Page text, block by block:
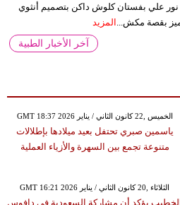
نور علي بفستان كلوش داكن بتصميم أنثوي
بقصة مكش... المزيد
آخر الأخبار الطبية
GMT 18:37 2026 الخميس ,22 كانون الثاني / يناير
ياسمين صبري تحتفل بعيد ميلادها بإطلالات
متنوعة تجمع بين السهرة والأزياء العملية
GMT 16:21 2026 الثلاثاء ,20 كانون الثاني / يناير
يؤكد أن مشاركة السعودية في دافوس